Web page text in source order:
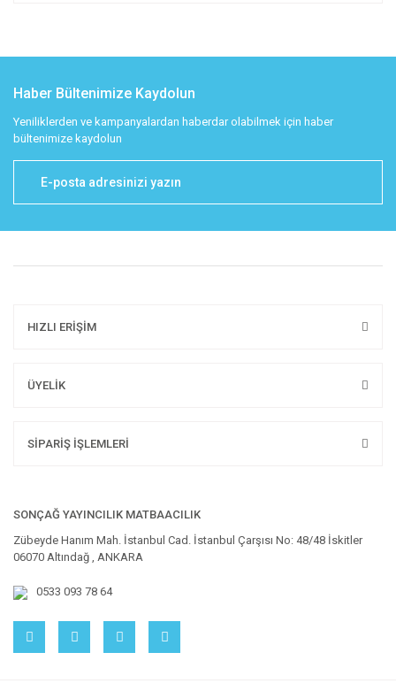
Haber Bültenimize Kaydolun
Yeniliklerden ve kampanyalardan haberdar olabilmek için haber
bültenimize kaydolun
HIZLI ERİŞİM
ÜYELİK
SİPARİŞ İŞLEMLERİ
SONÇAĞ YAYINCILIK MATBAACILIK
Zübeyde Hanım Mah. İstanbul Cad. İstanbul Çarşısı No: 48/48 İskitler
06070 Altındağ , ANKARA
0533 093 78 64